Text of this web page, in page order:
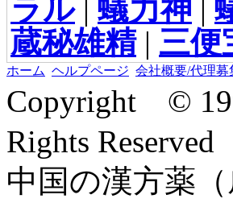
ラル| 蟻力神 |
蔵秘雄精| 三便
ホーム ヘルプページ 会社概要/代理募
Copyright ©
Rights Reserved
中国の漢方薬